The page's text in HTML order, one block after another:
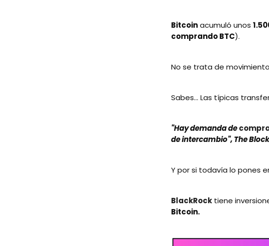
Bitcoinacumuló unos
comprando BTC).
No se trata de
Sabes... Las típicas
"Hay demanda de
de intercambio", The
Y por si todavía lo pones
BlackRock tiene
Bitcoin.